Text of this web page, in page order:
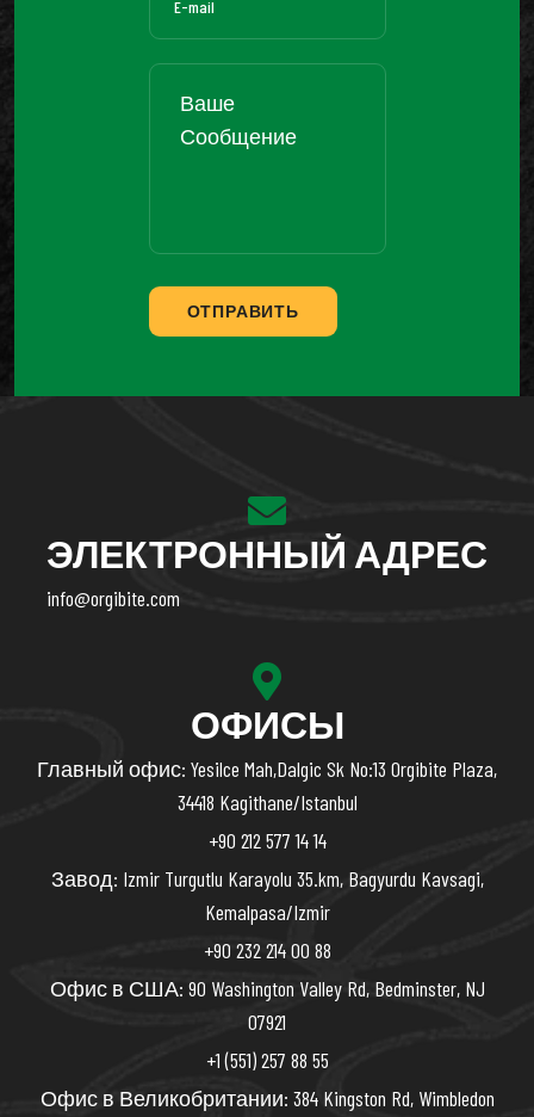
ОТПРАВИТЬ
ЭЛЕКТРОННЫЙ АДРЕС
info@orgibite.com
ОФИСЫ
Главный офис: Yesilce Mah,Dalgic Sk No:13 Orgibite Plaza,
34418 Kagithane/Istanbul
+90 212 577 14 14
Завод: Izmir Turgutlu Karayolu 35.km, Bagyurdu Kavsagi,
Kemalpasa/Izmir
+90 232 214 00 88
Офис в США: 90 Washington Valley Rd, Bedminster, NJ
07921
+1 (551) 257 88 55
Офис в Великобритании: 384 Kingston Rd, Wimbledon